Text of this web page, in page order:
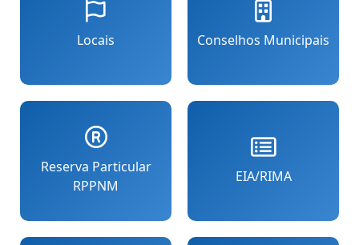
Locais Conselhos Municipais
Reserva Particular
RPPNM
EIA/RIMA